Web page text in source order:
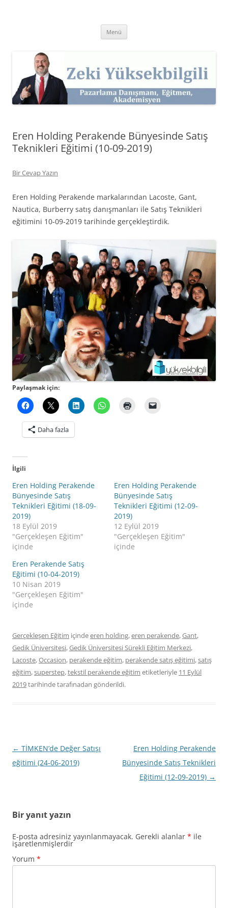
Kişisel Web Sitesi.
Menü
Eren Holding Perakende Bünyesinde Satış
Teknikleri Eğitimi (10-09-2019)
Bir Cevap Yazın
Eren Holding Perakende markalarından Lacoste, Gant,
Nautica, Burberry satış danışmanları ile Satış Teknikleri
eğitimini 10-09-2019 tarihinde gerçekleştirdik.
Paylaşmak için:
Daha fazla
İlgili
Eren Holding Perakende
Bünyesinde Satış
Teknikleri Eğitimi (18-09-
2019)
18 Eylül 2019
"Gerçekleşen Eğitim"
içinde
Eren Holding Perakende
Bünyesinde Satış
Teknikleri Eğitimi (12-09-
2019)
12 Eylül 2019
"Gerçekleşen Eğitim"
içinde
Eren Perakende Satış
Eğitimi (10-04-2019)
10 Nisan 2019
"Gerçekleşen Eğitim"
içinde
Gerçekleşen Eğitim içindeeren holding,eren perakende,Gant,
Gedik Üniversitesi,Gedik Üniversitesi Sürekli Eğitim Merkezi,
Lacoste,Occasion, perakende eğitim, perakende satış eğitimi,satış
eğitim,superstep,tekstil perakende eğitim etiketleriyle 11 Eylül
2019tarihindetarafınadan gönderildi.
Yazı
dolaşımı
← TİMKEN’de Değer Satışı
eğitimi (24-06-2019)
Eren Holding Perakende
Bünyesinde Satış Teknikleri
Eğitimi (12-09-2019) →
Bir yanıt yazın
E-posta adresiniz yayınlanmayacak. Gerekli alanlar * ile
işaretlenmişlerdir
Yorum *